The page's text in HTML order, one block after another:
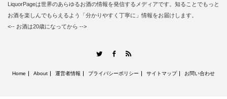
LiquorPageは世界のあらゆるお酒の情報を発信するメディアです。知ることでもっと
お酒を楽しんでもらえるよう「分かりやすく丁寧に」情報をお届けします。
<-- お酒は20歳になってから -->
TwitterFacebook
Home About 運営者情報 プライバシーポリシー サイトマップ お問い合わせ